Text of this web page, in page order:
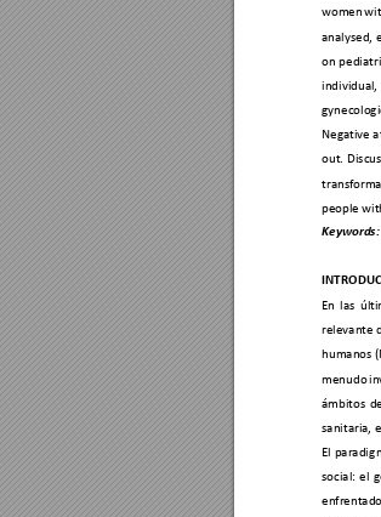
women wi
analysed,
on
individual,
Negative
out.
people
Keywords:
En las
relevante
humanos
menudo
ámbitos de
sanitaria,
El paradig
social: el
enfrentado